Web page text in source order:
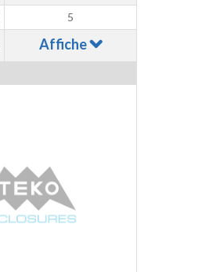
5
Affiche